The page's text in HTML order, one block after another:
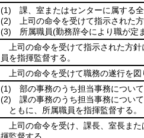
(1) 課、室またはセンターに属する
(2) 上司の命令を受けて指示された
(3) 所属職員(勤務辞令により職が定
上司の命令を受けて指示された方
員を指揮監督する。
上司の命令を受けて職務の遂行を
(1) 部の事務のうち担当事務につい
(2) 課の事務のうち担当事務につい
ともに、所属職員を指揮監督する。
上司の命令を受け、課長、室長ま